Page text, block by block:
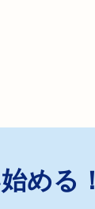
める！